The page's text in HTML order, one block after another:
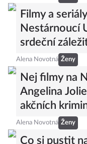
Filmy a
Nestárnoucí
srdeční
Alena Novotná Ženy
Nej filmy na
Angelina
akčních
Alena Novotná Ženy
Co si pustit